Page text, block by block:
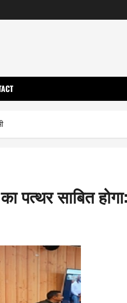
पत्थर साबित होगा: